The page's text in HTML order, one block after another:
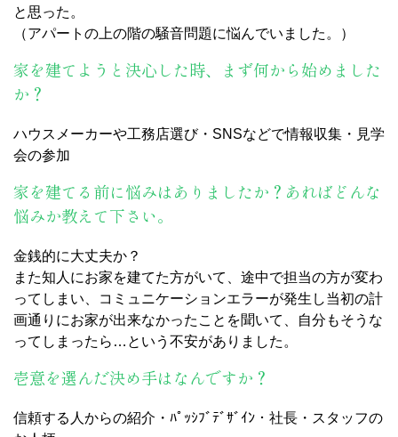
と思った。
（アパートの上の階の騒音問題に悩んでいました。）
家を建てようと決心した時、まず何から始めました
か？
ハウスメーカーや工務店選び・SNSなどで情報収集・見学
会の参加
家を建てる前に悩みはありましたか？あればどんな
悩みか教えて下さい。
金銭的に大丈夫か？
また知人にお家を建てた方がいて、途中で担当の方が変わ
ってしまい、コミュニケーションエラーが発生し当初の計
画通りにお家が出来なかったことを聞いて、自分もそうな
ってしまったら…という不安がありました。
壱意を選んだ決め手はなんですか？
信頼する人からの紹介・ﾊﾟｯｼﾌﾞﾃﾞｻﾞｲﾝ・社長・スタッフの